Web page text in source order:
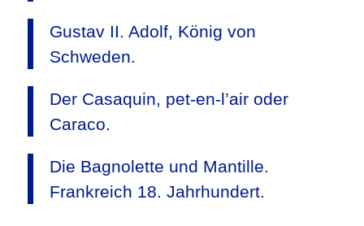
Gustav II. Adolf, König von
Schweden.
Der Casaquin, pet-en-l’air oder
Caraco.
Die Bagnolette und Mantille.
Frankreich 18. Jahrhundert.